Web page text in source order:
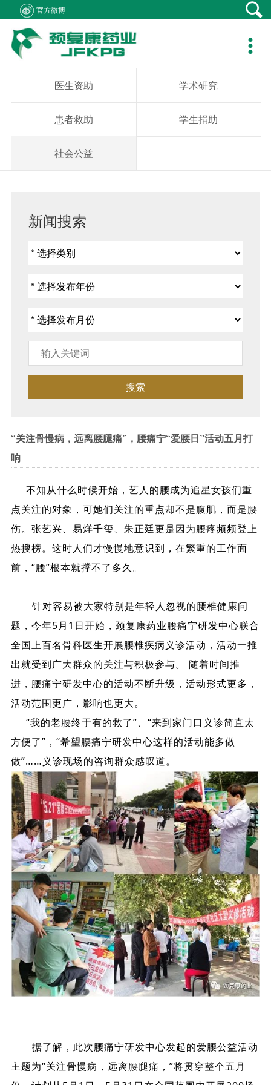
官方微博

产品中心
产品在线
新闻资讯
公司新闻
社会责任
医生资助
社会公益
客户支持
资料下载
人力资源
职位招聘
关于我们
集团概况
企业文化
联系我们
产品疾病咨询
销售业务咨询
综合事务咨询
医生资助 学术研究
患者救助 学生捐助
社会公益
新闻搜索
搜索
“关注骨慢病，远离腰腿痛”，腰痛宁“爱腰日”活动五月打
响
不知从什么时候开始，艺人的腰成为追星女孩们重
点关注的对象，可她们关注的重点却不是腹肌，而是腰
伤。张艺兴、易烊千玺、朱正廷更是因为腰疼频频登上
热搜榜。这时人们才慢慢地意识到，在繁重的工作面
前，“腰”根本就撑不了多久。
针对容易被大家特别是年轻人忽视的腰椎健康问
题，今年5月1日开始，颈复康药业腰痛宁研发中心联合
全国上百名骨科医生开展腰椎疾病义诊活动，活动一推
出就受到广大群众的关注与积极参与。 随着时间推
进，腰痛宁研发中心的活动不断升级，活动形式更多，
活动范围更广，影响也更大。
“我的老腰终于有的救了”、“来到家门口义诊简直太
方便了”，“希望腰痛宁研发中心这样的活动能多做
做”……义诊现场的咨询群众感叹道。
据了解，此次腰痛宁研发中心发起的爱腰公益活动
主题为“关注骨慢病，远离腰腿痛，”将贯穿整个五月